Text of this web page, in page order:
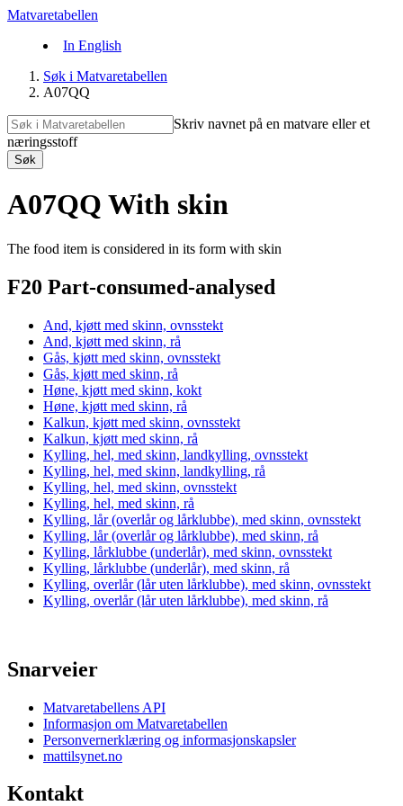
Matvaretabellen
In English
Søk i Matvaretabellen
A07QQ
Skriv navnet på en matvare eller et
næringsstoff
Søk
A07QQ With skin
The food item is considered in its form with skin
F20 Part-consumed-analysed
And, kjøtt med skinn, ovnsstekt
And, kjøtt med skinn, rå
Gås, kjøtt med skinn, ovnsstekt
Gås, kjøtt med skinn, rå
Høne, kjøtt med skinn, kokt
Høne, kjøtt med skinn, rå
Kalkun, kjøtt med skinn, ovnsstekt
Kalkun, kjøtt med skinn, rå
Kylling, hel, med skinn, landkylling, ovnsstekt
Kylling, hel, med skinn, landkylling, rå
Kylling, hel, med skinn, ovnsstekt
Kylling, hel, med skinn, rå
Kylling, lår (overlår og lårklubbe), med skinn, ovnsstekt
Kylling, lår (overlår og lårklubbe), med skinn, rå
Kylling, lårklubbe (underlår), med skinn, ovnsstekt
Kylling, lårklubbe (underlår), med skinn, rå
Kylling, overlår (lår uten lårklubbe), med skinn, ovnsstekt
Kylling, overlår (lår uten lårklubbe), med skinn, rå
Snarveier
Matvaretabellens API
Informasjon om Matvaretabellen
Personvernerklæring og informasjonskapsler
mattilsynet.no
Kontakt